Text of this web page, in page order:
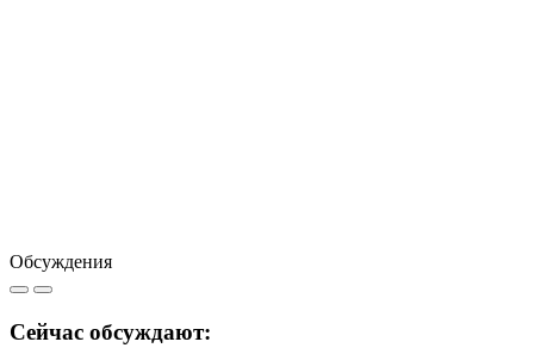
Обсуждения
Сейчас обсуждают: